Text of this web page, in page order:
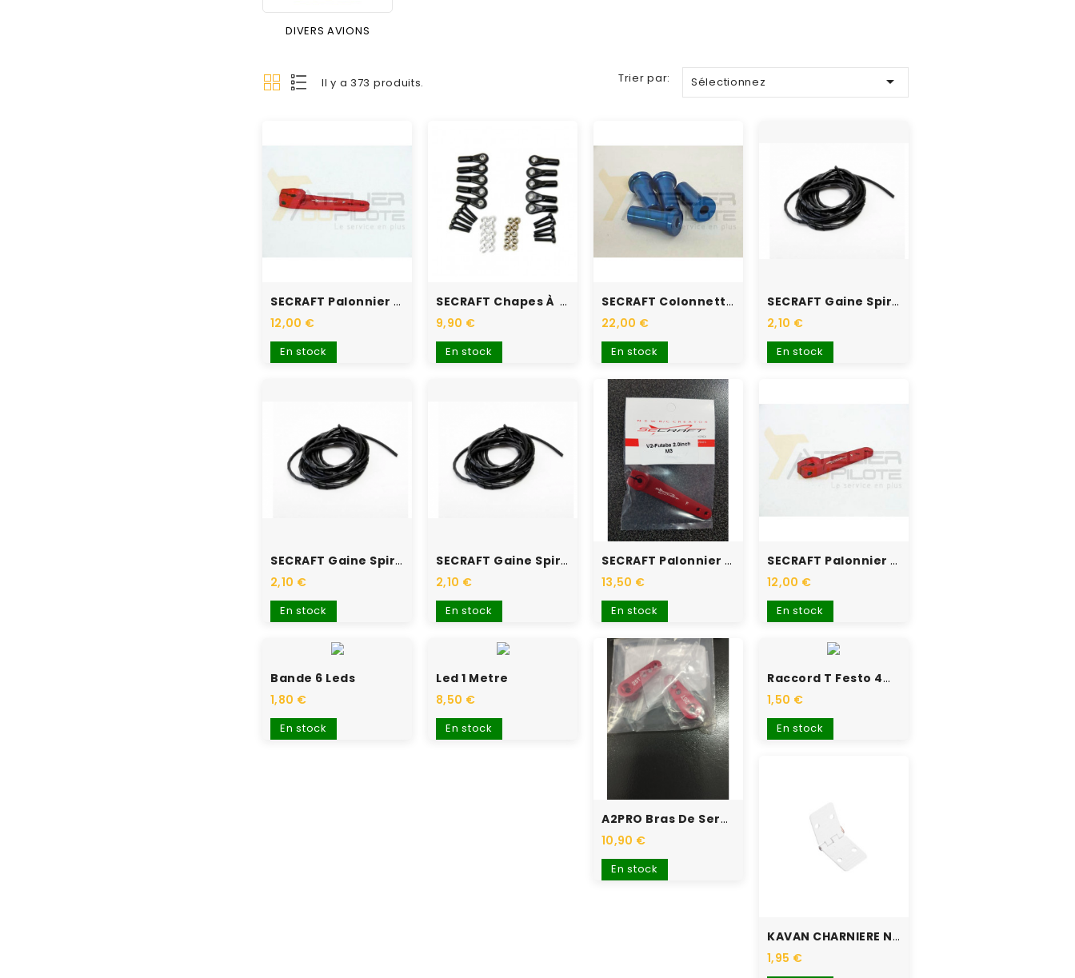
DIVERS AVIONS
Il y a 373 produits. Trier par: Sélectionnez 
SECRAFT Palonnier 1'' M3...
12,00 €
En stock
SECRAFT Chapes À Rotule BS...
9,90 €
En stock
SECRAFT Colonnettes Stand...
22,00 €
En stock
SECRAFT Gaine Spiralée 7mm
2,10 €
En stock
SECRAFT Gaine Spiralé 10mm
2,10 €
En stock
SECRAFT Gaine Spiralée 5mm
2,10 €
En stock
SECRAFT Palonnier Alu...
13,50 €
En stock
SECRAFT Palonnier Alu...
12,00 €
En stock
Bande 6 Leds
1,80 €
En stock
Led 1 Metre
8,50 €
En stock
A2PRO Bras De Servo Alu...
10,90 €
En stock
Raccord T Festo 4mm
1,50 €
En stock
KAVAN CHARNIERE NYLON 26X11...
1,95 €